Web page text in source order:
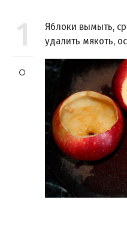
1
Яблоки вымыть,
удалить мякоть,